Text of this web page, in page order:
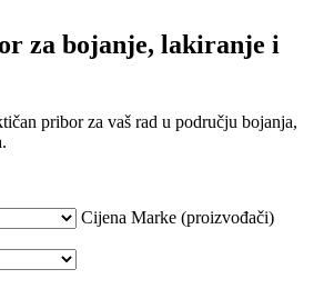
za bojanje, lakiranje i
pribor za vaš rad u području bojanja,
Cijena Marke (proizvođači)